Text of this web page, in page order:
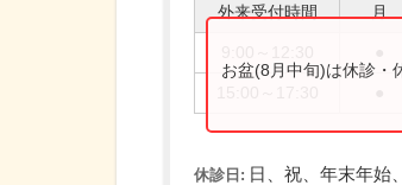
外来受付時間 月
お盆(8月中旬)は休診・
休診日: 日、祝、年末年始